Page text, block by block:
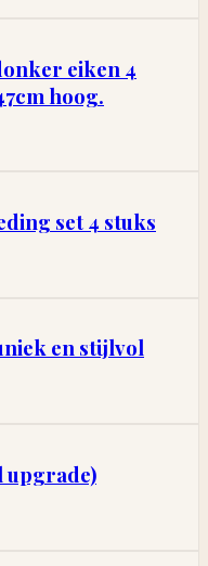
eiken 4
hoog.
set 4 stuks
en stijlvol
upgrade)